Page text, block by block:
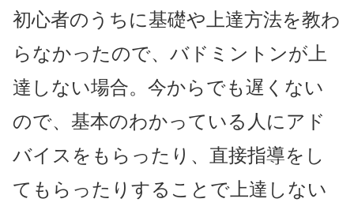
初心者のうちに基礎や上達方法を教わ
らなかったので、バドミントンが上
達しない場合。今からでも遅くない
ので、基本のわかっている人にアド
バイスをもらったり、直接指導をし
てもらったりすることで上達しない